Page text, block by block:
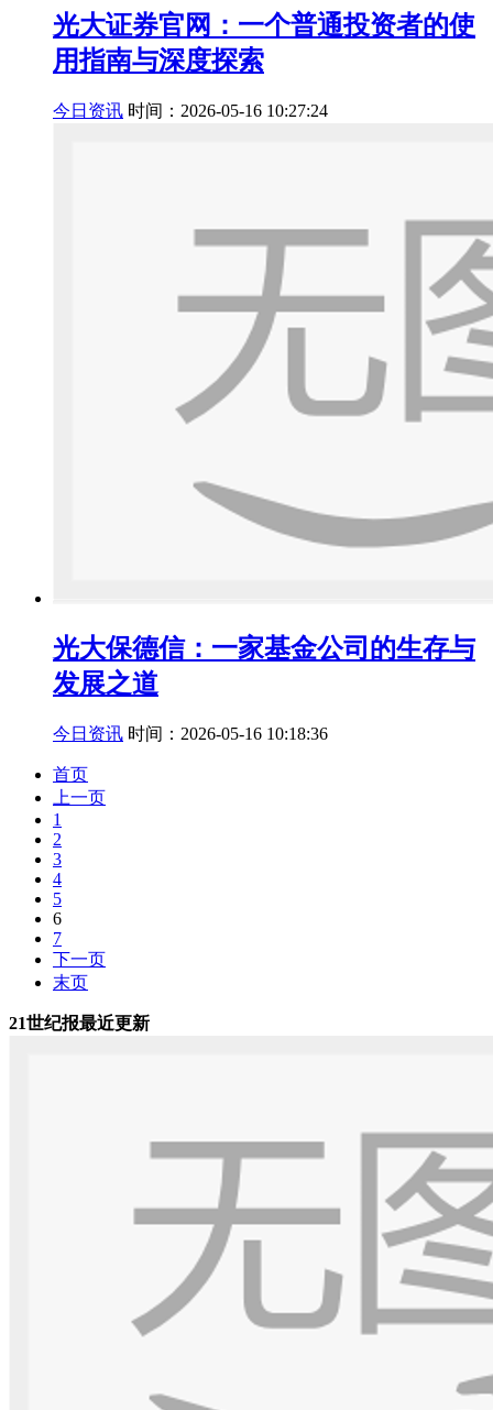
光大证券官网：一个普通投资者的使
用指南与深度探索
今日资讯 时间：2026-05-16 10:27:24
光大保德信：一家基金公司的生存与
发展之道
今日资讯 时间：2026-05-16 10:18:36
首页
上一页
1
2
3
4
5
6
7
下一页
末页
21世纪报最近更新